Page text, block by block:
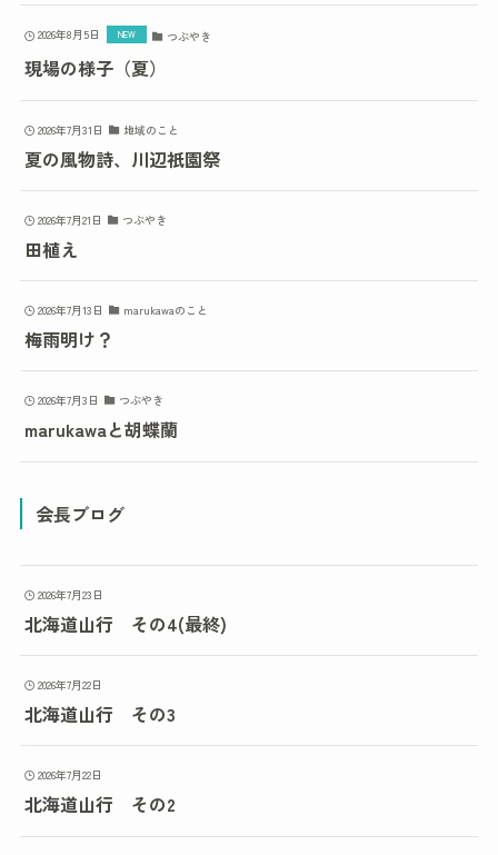
2026年8月5日 つぶやき
現場の様子（夏）
2026年7月31日 地域のこと
夏の風物詩、川辺祇園祭
2026年7月21日 つぶやき
田植え
2026年7月13日 marukawaのこと
梅雨明け？
2026年7月3日 つぶやき
marukawaと胡蝶蘭
会長ブログ
2026年7月23日
北海道山行 その4(最終)
2026年7月22日
北海道山行 その3
2026年7月22日
北海道山行 その2